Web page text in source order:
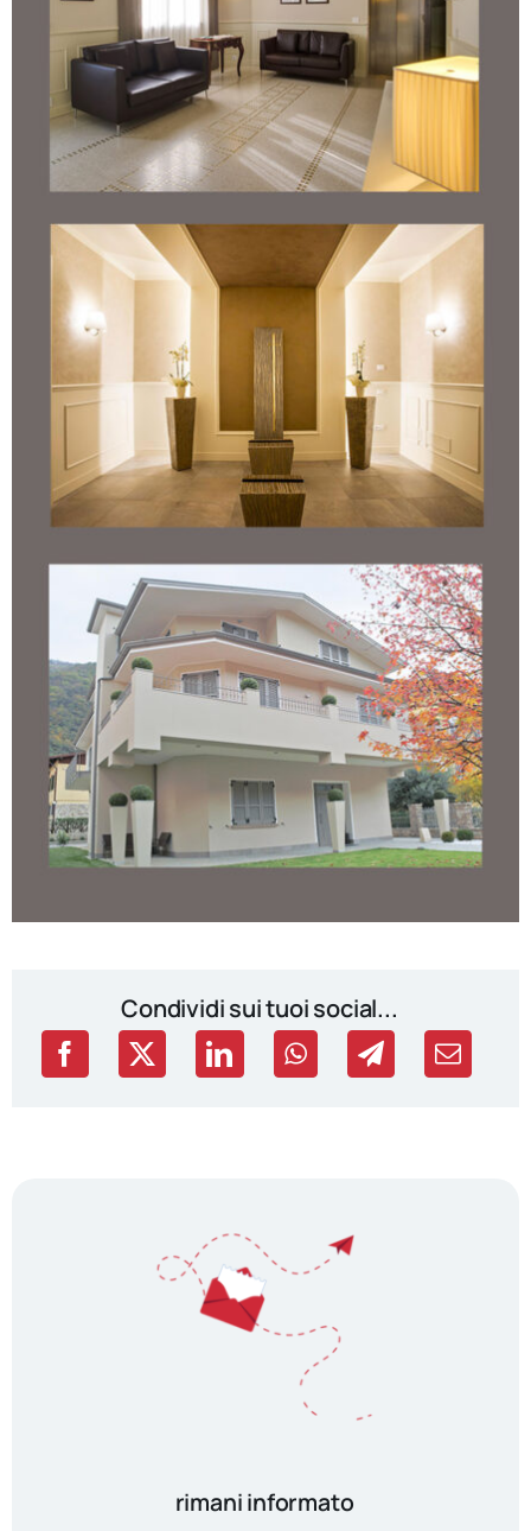
Condividi sui tuoi social...
rimani informato